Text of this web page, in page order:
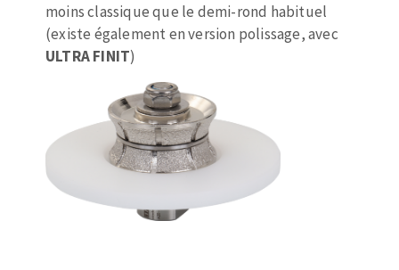
moins classique que le demi-rond habituel
(existe également en version polissage, avec
ULTRA FINIT)